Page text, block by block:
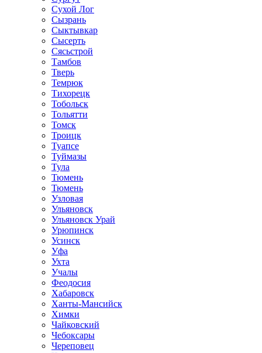
Сухой Лог
Сызрань
Сыктывкар
Сысерть
Сясьстрой
Тамбов
Тверь
Темрюк
Тихорецк
Тобольск
Тольятти
Томск
Троицк
Туапсе
Туймазы
Тула
Тюмень
Тюмень
Узловая
Ульяновск
Ульяновск Урай
Урюпинск
Усинск
Уфа
Ухта
Учалы
Феодосия
Хабаровск
Ханты-Мансийск
Химки
Чайковский
Чебоксары
Череповец